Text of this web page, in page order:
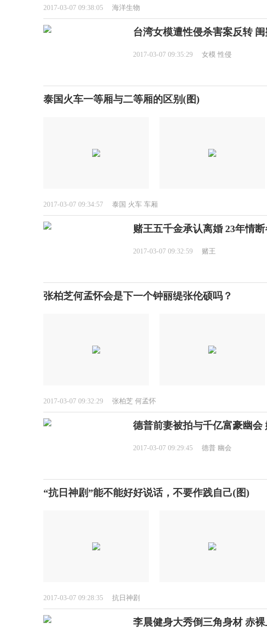
2017-03-07 09:38:05 海洋生物
台湾女模遭性侵杀害案反转
2017-03-07 09:35:29 女模 性侵
泰国火车一等厢与二等厢的区别(图)
2017-03-07 09:34:57 泰国 火车 车厢
赌王五千金承认离婚 23年情
2017-03-07 09:32:59 赌王
张柏芝何孟怀会是下一个钟丽缇张伦硕吗？
2017-03-07 09:32:29 张柏芝 何孟怀
德普前妻被拍与千亿富豪幽会
2017-03-07 09:29:45 德普 幽会
“抗日神剧”能不能好好说话，不要作践自己(图)
2017-03-07 09:28:35 抗日神剧
李晨健身大秀倒三角身材 赤